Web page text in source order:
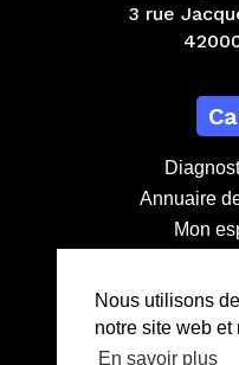
3 rue
Annuaire
Mon
Nous utilisons
notre site web et
En savoir plus